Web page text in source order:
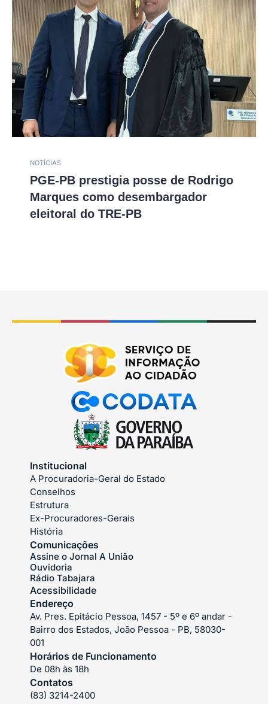
NOTÍCIAS
PGE-PB prestigia posse de Rodrigo
Marques como desembargador
eleitoral do TRE-PB
Institucional
A Procuradoria-Geral do Estado
Conselhos
Estrutura
Ex-Procuradores-Gerais
História
Comunicações
Assine o Jornal A União
Ouvidoria
Rádio Tabajara
Acessibilidade
Endereço
Av. Pres. Epitácio Pessoa, 1457 - 5º e 6º andar -
Bairro dos Estados, João Pessoa - PB, 58030-
001
Horários de Funcionamento
De 08h às 18h
Contatos
(83) 3214-2400